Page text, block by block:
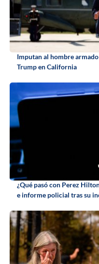
Imputan al hombre
Trump en California
¿Qué pasó con Perez
e informe policial tras su